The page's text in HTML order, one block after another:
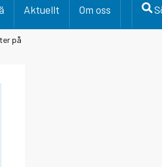
Aktuellt Om oss
på